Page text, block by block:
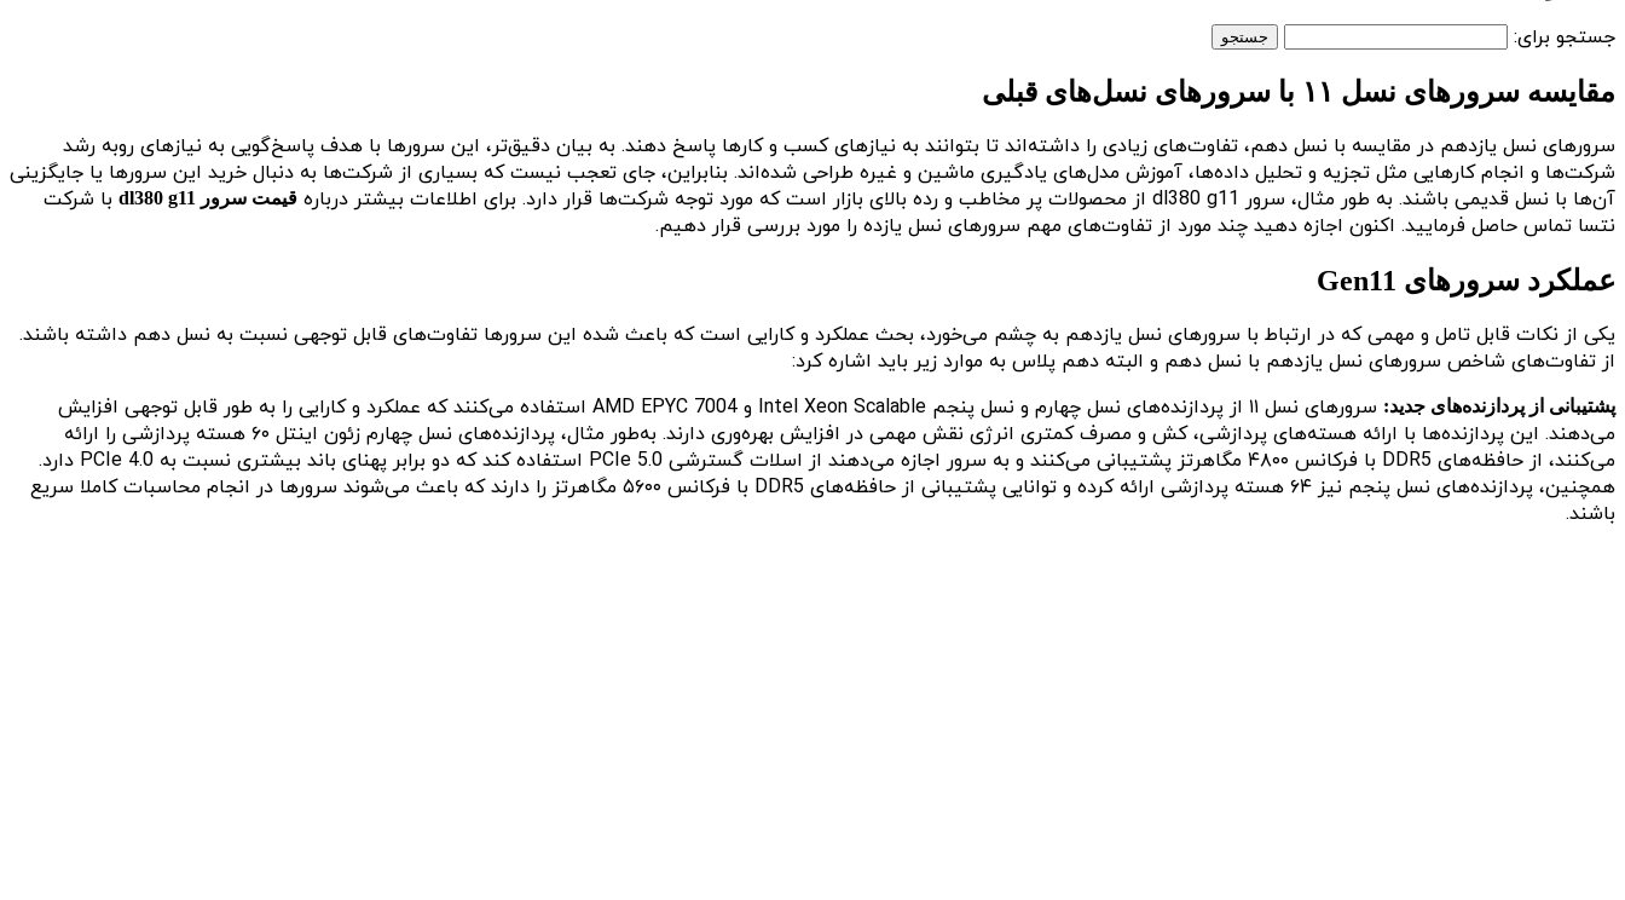
جستجو برای:
مقایسه سرورهای نسل ۱۱ با سرورهای نسل‌های قبلی
سرورهای نسل یازدهم در مقایسه با نسل دهم، تفاوت‌های زیادی را داشته‌اند تا بتوانند به نیازهای کسب و کارها پاسخ دهند. به بیان دقیق‌تر، این سرورها با هدف پاسخ‌گویی به نیازهای روبه رشد
شرکت‌ها و انجام کارهایی مثل تجزیه و تحلیل داده‌ها، آموزش مدل‌های یادگیری ماشین و غیره طراحی شده‌اند. بنابراین، جای تعجب نیست که بسیاری از شرکت‌ها به دنبال خرید این سرورها یا جایگزینی
آن‌ها با نسل قدیمی باشند. به طور مثال، سرور dl380 g11 از محصولات پر مخاطب و رده بالای بازار است که مورد توجه شرکت‌ها قرار دارد. برای اطلاعات بیشتر درباره
قیمت سرور dl380 g11
با شرکت
نتسا تماس حاصل فرمایید. اکنون اجازه دهید چند مورد از تفاوت‌های مهم سرورهای نسل یازده را مورد بررسی قرار دهیم.
عملکرد سرورهای Gen11
یکی از نکات قابل تامل و مهمی که در ارتباط با سرورهای نسل یازدهم به چشم می‌خورد، بحث عملکرد و کارایی است که باعث شده این سرورها تفاوت‌های قابل توجهی نسبت به نسل دهم داشته باشند.
از تفاوت‌های شاخص سرورهای نسل یازدهم با نسل دهم و البته دهم پلاس به موارد زیر باید اشاره کرد:
پشتیبانی از پردازنده‌های جدید:
سرورهای نسل ۱۱ از پردازنده‌های نسل چهارم و نسل پنجم Intel Xeon Scalable و AMD EPYC 7004 استفاده می‌کنند که عملکرد و کارایی را به طور قابل توجهی افزایش
می‌دهند. این پردازنده‌ها با ارائه هسته‌های پردازشی، کش و مصرف کمتری انرژی نقش مهمی در افزایش بهره‌وری دارند. به‌طور مثال، پردازنده‌های نسل چهارم زئون اینتل ۶۰ هسته پردازشی را ارائه
می‌کنند، از حافظه‌های DDR5 با فرکانس ۴۸۰۰ مگاهرتز پشتیبانی می‌کنند و به سرور اجازه می‌دهند از اسلات گسترشی PCIe 5.0 استفاده کند که دو برابر پهنای باند بیشتری نسبت به PCIe 4.0 دارد.
همچنین، پردازنده‌های نسل پنجم نیز ۶۴ هسته پردازشی ارائه کرده و توانایی پشتیبانی از حافظه‌های DDR5 با فرکانس ۵۶۰۰ مگاهرتز را دارند که باعث می‌شوند سرورها در انجام محاسبات کاملا سریع
باشند.